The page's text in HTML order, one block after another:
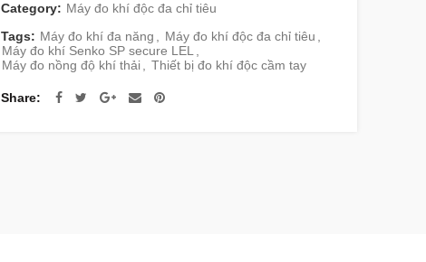
Category: Máy đo khí độc đa chỉ tiêu
Tags: Máy đo khí đa năng , Máy đo khí độc đa chỉ tiêu ,
Máy đo khí Senko SP secure LEL ,
Máy đo nồng độ khí thải , Thiết bị đo khí độc cầm tay
Share